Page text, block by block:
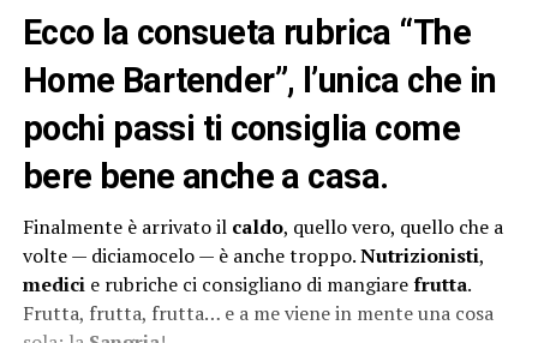
Ecco la consueta rubrica “The
Home Bartender”, l’unica che in
pochi passi ti consiglia come
bere bene anche a casa.
Finalmente è arrivato il caldo, quello vero, quello che a
volte — diciamocelo — è anche troppo.Nutrizionisti,
medicie rubriche ci consigliano di mangiarefrutta.
Frutta, frutta, frutta… e a me viene in mente una cosa